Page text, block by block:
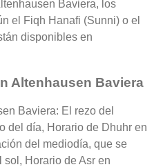
Baviera, los
el Fiqh Hanafi (Sunni) o el
disponibles en
Altenhausen Baviera
Baviera: El rezo del
del día, Horario de Dhuhr en
del mediodía, que se
Horario de Asr en